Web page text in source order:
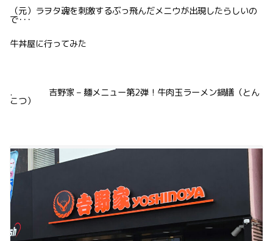
（元）ラヲタ魂を刺激するぶっ飛んだメニウが出現したらしいの
で･･･
牛丼屋に行ってみた
. 吉野家 – 麺メニュー第2弾！牛肉玉ラーメン鍋膳（とん
こつ）